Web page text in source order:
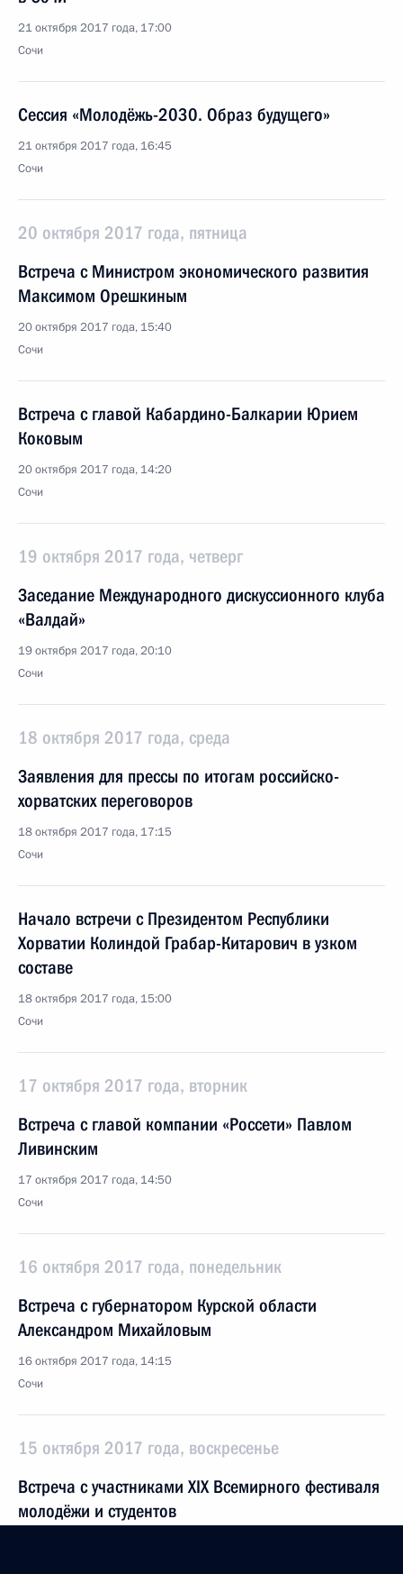
21 октября 2017 года, 17:00
Сочи
Сессия «Молодёжь-2030. Образ будущего»
21 октября 2017 года, 16:45
Сочи
20 октября 2017 года, пятница
Встреча с Министром экономического развития
Максимом Орешкиным
20 октября 2017 года, 15:40
Сочи
Встреча с главой Кабардино-Балкарии Юрием
Коковым
20 октября 2017 года, 14:20
Сочи
19 октября 2017 года, четверг
Заседание Международного дискуссионного клуба
«Валдай»
19 октября 2017 года, 20:10
Сочи
18 октября 2017 года, среда
Заявления для прессы по итогам российско-
хорватских переговоров
18 октября 2017 года, 17:15
Сочи
Начало встречи с Президентом Республики
Хорватии Колиндой Грабар-Китарович в узком
составе
18 октября 2017 года, 15:00
Сочи
17 октября 2017 года, вторник
Встреча с главой компании «Россети» Павлом
Ливинским
17 октября 2017 года, 14:50
Сочи
16 октября 2017 года, понедельник
Встреча с губернатором Курской области
Александром Михайловым
16 октября 2017 года, 14:15
Сочи
15 октября 2017 года, воскресенье
Встреча с участниками XIX Всемирного фестиваля
молодёжи и студентов